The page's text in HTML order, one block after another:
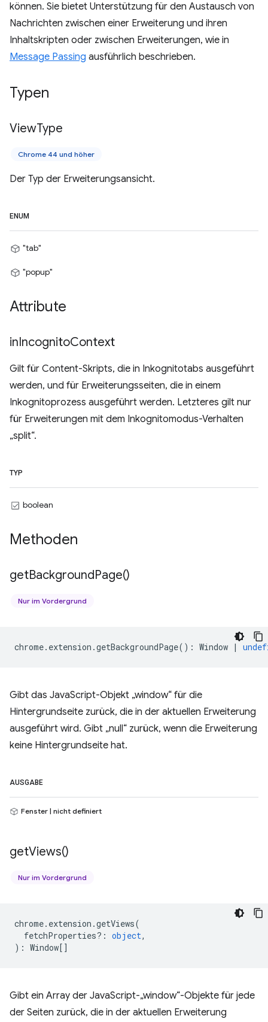
können. Sie bietet Unterstützung für den Austausch von
Nachrichten zwischen einer Erweiterung und ihren
Inhaltskripten oder zwischen Erweiterungen, wie in
Message Passing ausführlich beschrieben.
Typen
ViewType
Chrome 44 und höher
Der Typ der Erweiterungsansicht.
ENUM
"tab"
"popup"
Attribute
inIncognitoContext
Gilt für Content-Skripts, die in Inkognitotabs ausgeführt
werden, und für Erweiterungsseiten, die in einem
Inkognitoprozess ausgeführt werden. Letzteres gilt nur
für Erweiterungen mit dem Inkognitomodus-Verhalten
„split“.
TYP
boolean
Methoden
getBackgroundPage()
Nur im Vordergrund
chrome. extension .getBackgroundPage() : Window |
Gibt das JavaScript-Objekt „window“ für die
Hintergrundseite zurück, die in der aktuellen Erweiterung
ausgeführt wird. Gibt „null“ zurück, wenn die Erweiterung
keine Hintergrundseite hat.
AUSGABE
Fenster | nicht definiert
getViews()
Nur im Vordergrund
chrome. extension .getViews(
fetchProperties? : object,
) : Window[]
Gibt ein Array der JavaScript-„window“-Objekte für jede
der Seiten zurück, die in der aktuellen Erweiterung